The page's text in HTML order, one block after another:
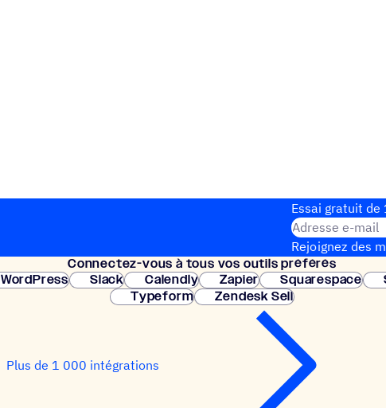
Essai gratuit de
Adresse e-mail
Rejoignez des
Configuration
Connec­tez-vous à tous vos outils préférés
WordPress Slack Calendly Zapier Squarespace
Typeform
Zendesk Sell
Plus de 1 000 intégrations